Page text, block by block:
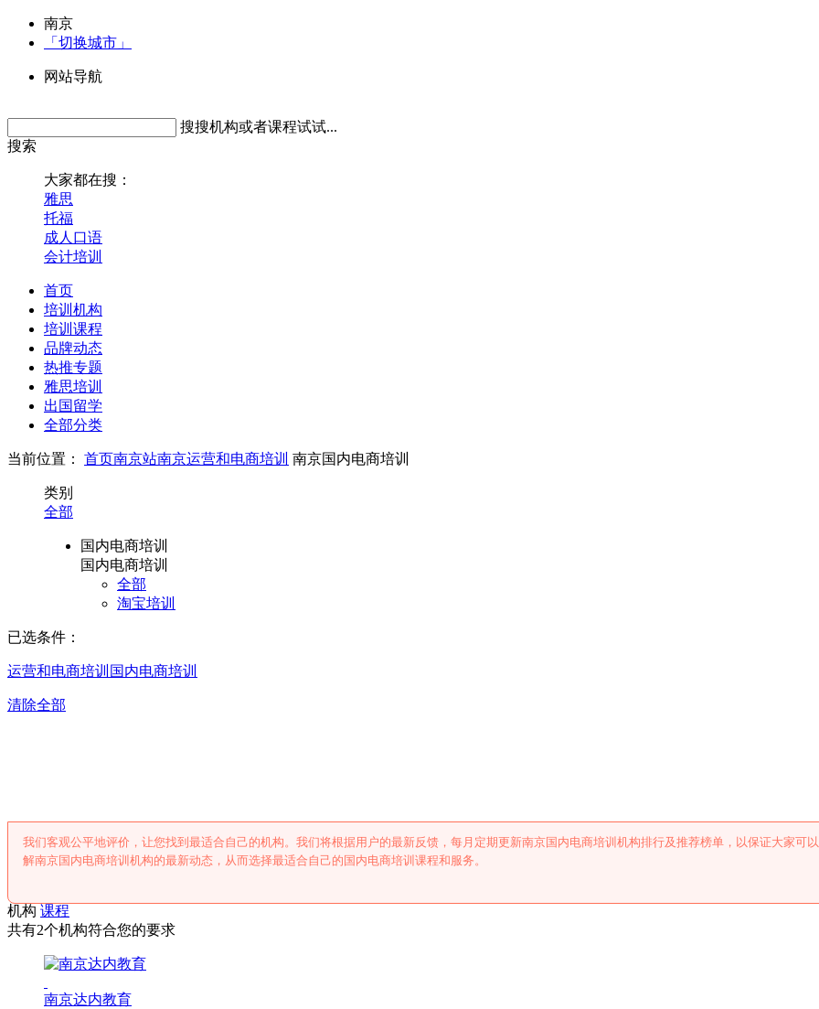
南京
「切换城市」
网站导航
搜搜机构或者课程试试...
搜索
大家都在搜：
雅思
托福
成人口语
会计培训
首页
培训机构
培训课程
品牌动态
热推专题
雅思培训
出国留学
全部分类
当前位置： 首页南京站南京运营和电商培训 南京国内电商培训
类别
全部
国内电商培训
国内电商培训
全部
淘宝培训
已选条件：
运营和电商培训 国内电商培训
清除全部
我们客观公平地评价，让您找到最适合自己的机构。我们将根据用户的最新反馈，每月定期更新南京国内电商培训机构排行及推荐榜单，以保证大家可
解南京国内电商培训机构的最新动态，从而选择最适合自己的国内电商培训课程和服务。
机构 课程
共有2个机构符合您的要求
南京达内教育